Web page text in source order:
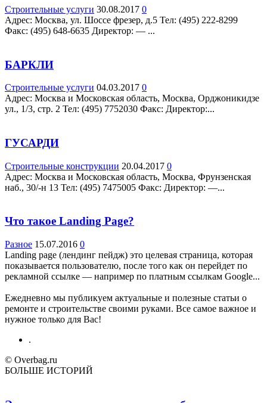
Строительные услуги 30.08.2017 0
Адрес: Москва, ул. Шоссе фрезер, д.5 Teл: (495) 222-8299
Факс: (495) 648-6635 Директор: — ...
БАРКЛИ
Строительные услуги 04.03.2017 0
Адрес: Москва и Московская область, Москва, Орджоникидзе
ул., 1/3, стр. 2 Teл: (495) 7752030 Факс: Директор:...
ГУСАРДИ
Строительные конструкции 20.04.2017 0
Адрес: Москва и Московская область, Москва, Фрунзенская
наб., 30/-н 13 Teл: (495) 7475005 Факс: Директор: —...
Что такое Landing Page?
Разное 15.07.2016 0
Landing page (лендинг пейдж) это целевая страница, которая
показывается пользователю, после того как он перейдет по
рекламной ссылке — например по платным ссылкам Google...
Ежедневно мы публикуем актуальные и полезные статьи о
ремонте и строительстве своими руками. Все самое важное и
нужное только для Вас!
.
© Overbag.ru
БОЛЬШЕ ИСТОРИЙ